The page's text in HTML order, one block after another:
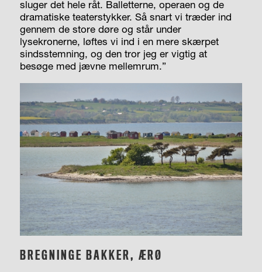
sluger det hele råt. Balletterne, operaen og de
dramatiske teaterstykker. Så snart vi træder ind
gennem de store døre og står under
lysekronerne, løftes vi ind i en mere skærpet
sindsstemning, og den tror jeg er vigtig at
besøge med jævne mellemrum.”
BREGNINGE BAKKER, ÆRØ